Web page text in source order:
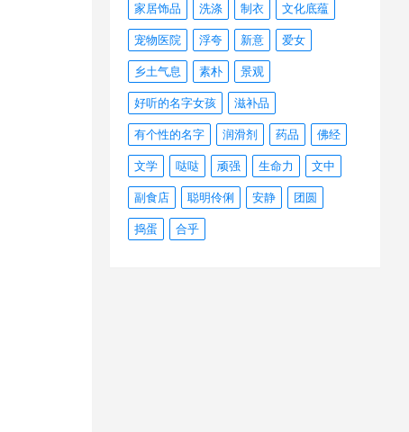
家居饰品 洗涤 制衣 文化底蕴
宠物医院 浮夸 新意 爱女
乡土气息 素朴 景观
好听的名字女孩 滋补品
有个性的名字 润滑剂 药品 佛经
文学 哒哒 顽强 生命力 文中
副食店 聪明伶俐 安静 团圆
捣蛋 合乎